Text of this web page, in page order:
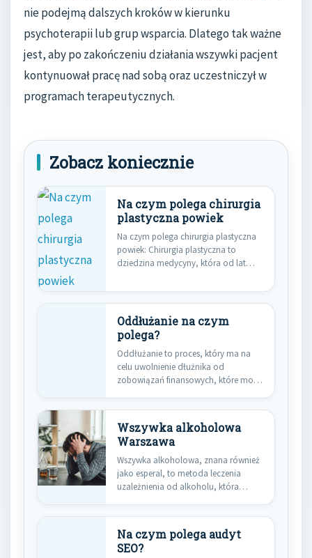
nie podejmą dalszych kroków w kierunku
psychoterapii lub grup wsparcia. Dlatego tak ważne
jest, aby po zakończeniu działania wszywki pacjent
kontynuował pracę nad sobą oraz uczestniczył w
programach terapeutycznych.
Zobacz koniecznie
Na czym polega chirurgia
plastyczna powiek
Na czym polega chirurgia plastyczna
powiek: Chirurgia plastyczna to
dziedzina medycyny, która od lat
Oddłużanie na czym
polega?
Oddłużanie to proces, który ma na
celu uwolnienie dłużnika od
zobowiązań finansowych, które mogą
Wszywka alkoholowa
Warszawa
Wszywka alkoholowa, znana również
jako esperal, to metoda leczenia
uzależnienia od alkoholu, która
Na czym polega audyt
SEO?